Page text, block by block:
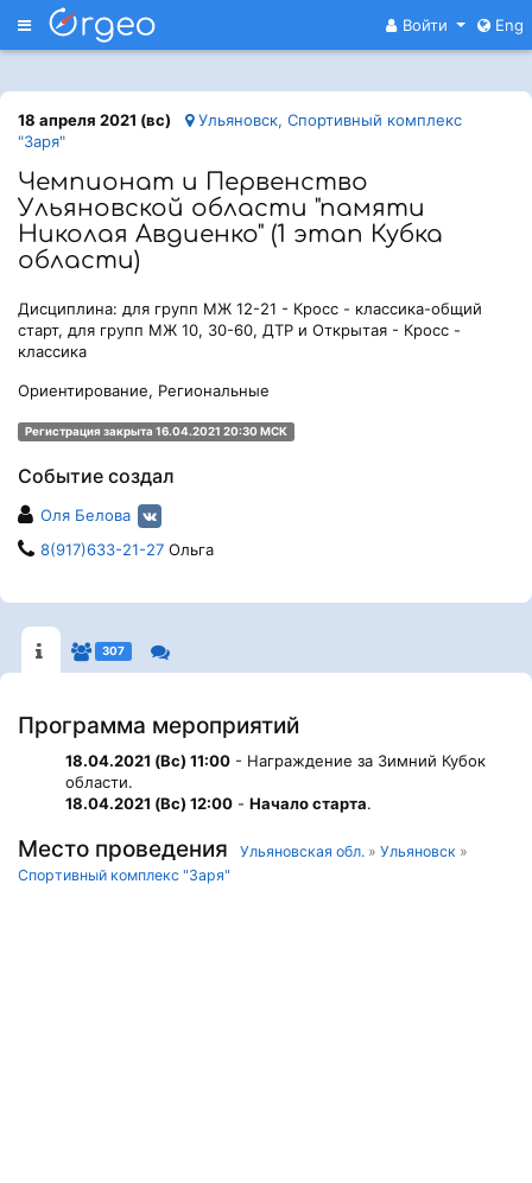
Меню Войти Eng
18 апреля 2021 (вс)
Ульяновск, Спортивный комплекс
"Заря"
Чемпионат и Первенство
Ульяновской области "памяти
Николая Авдиенко" (1 этап Кубка
области)
Дисциплина: для групп МЖ 12-21 - Кросс - классика-общий
старт, для групп МЖ 10, 30-60, ДТР и Открытая - Кросс -
классика
Ориентирование, Региональные
Регистрация закрыта 16.04.2021 20:30 МСК
Событие создал
Оля Белова
8(917)633-21-27 Ольга
307
Программа мероприятий
18.04.2021 (Вс) 11:00 - Награждение за Зимний Кубок
области.
18.04.2021 (Вс) 12:00 - Начало старта.
Место проведения Ульяновская обл. » Ульяновск »
Спортивный комплекс "Заря"